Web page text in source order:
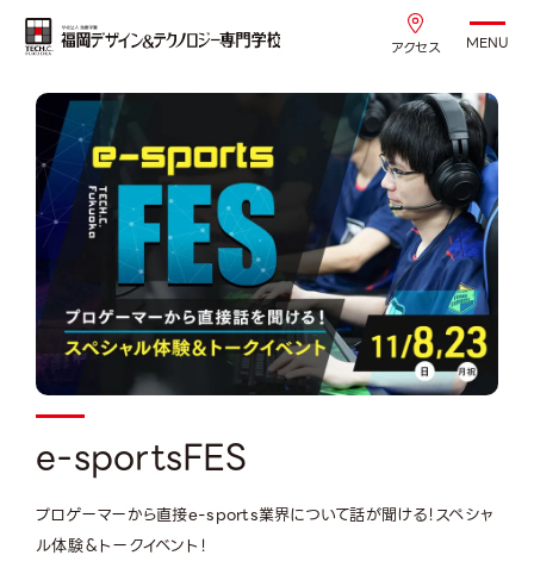
アクセス MENU
e-sportsFES
プロゲーマーから直接e-sports業界について話が聞ける！スペシャ
ル体験＆トークイベント！